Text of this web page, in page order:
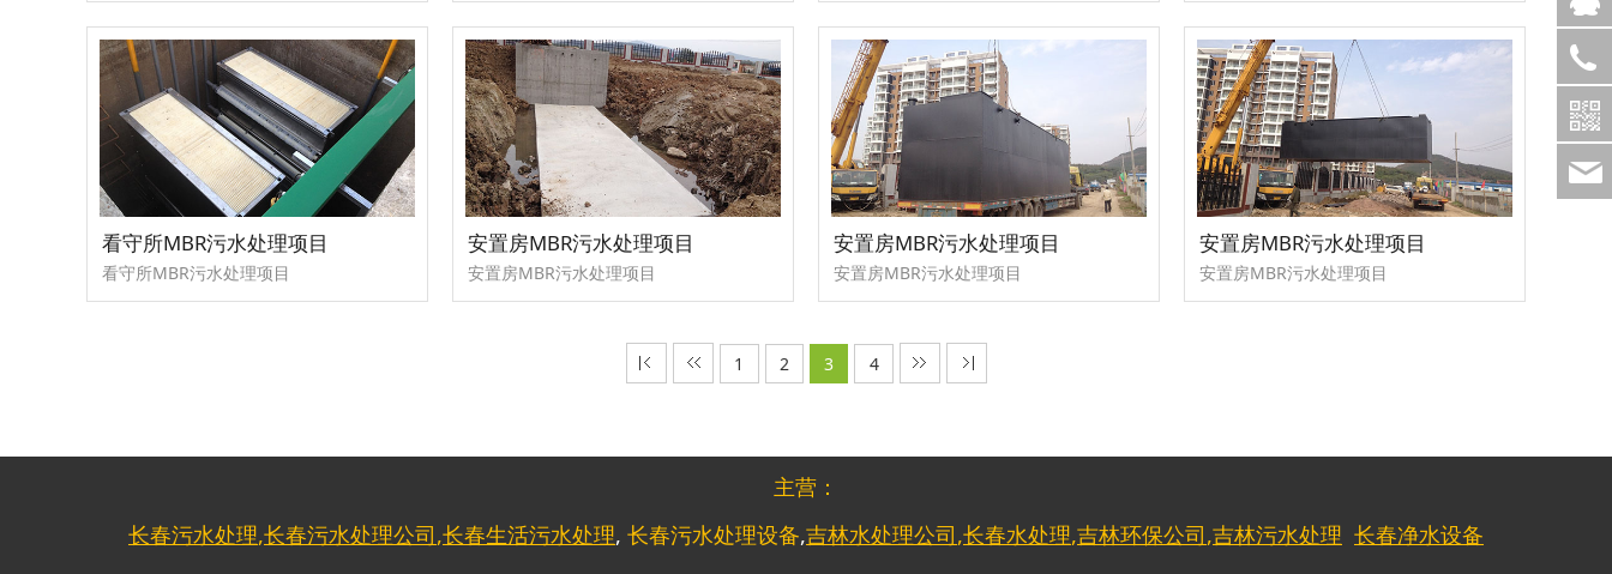
看守所MBR污水处理项目
看守所MBR污水处理项目
安置房MBR污水处理项目
安置房MBR污水处理项目
安置房MBR污水处理项目
安置房MBR污水处理项目
安置房MBR污水处理项目
安置房MBR污水处理项目
1 2 3 4
主营：
长春污水处理,长春污水处理公司,长春生活污水处理, 长春污水处理设备,吉林水处理公司,长春水处理,吉林环保公司,吉林污水处理 长春净水设备